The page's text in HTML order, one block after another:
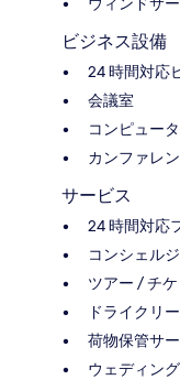
ビジネス設備
24 時間対応
会議室
コンピュー
カンファレ
サービス
24 時間対応
コンシェル
ツアー / チ
ドライクリ
荷物保管サ
ウェディン